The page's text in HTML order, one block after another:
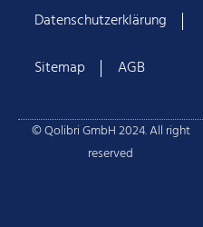
Datenschutzerklärung
Sitemap
AGB
© Qolibri GmbH 2024. All right
reserved